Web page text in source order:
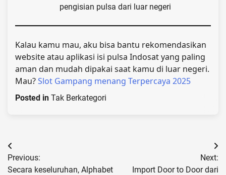
pengisian pulsa dari luar negeri
Kalau kamu mau, aku bisa bantu rekomendasikan
website atau aplikasi isi pulsa Indosat yang paling
aman dan mudah dipakai saat kamu di luar negeri.
Mau?Slot Gampang menang Terpercaya 2025
Posted in Tak Berkategori
Post
navigation
Previous:
Secara keseluruhan, Alphabet
Next:
Import Door to Door dari